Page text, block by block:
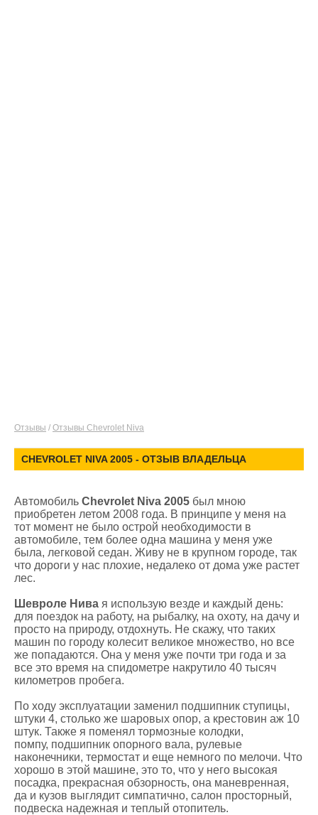
Отзывы / Отзывы Chevrolet Niva
CHEVROLET NIVA 2005 - ОТЗЫВ ВЛАДЕЛЬЦА
Автомобиль Chevrolet Niva 2005 был мною
приобретен летом 2008 года. В принципе у меня на
тот момент не было острой необходимости в
автомобиле, тем более одна машина у меня уже
была, легковой седан. Живу не в крупном городе, так
что дороги у нас плохие, недалеко от дома уже растет
лес.
Шевроле Нива я использую везде и каждый день:
для поездок на работу, на рыбалку, на охоту, на дачу и
просто на природу, отдохнуть. Не скажу, что таких
машин по городу колесит великое множество, но все
же попадаются. Она у меня уже почти три года и за
все это время на спидометре накрутило 40 тысяч
километров пробега.
По ходу эксплуатации заменил подшипник ступицы,
штуки 4, столько же шаровых опор, а крестовин аж 10
штук. Также я поменял тормозные колодки,
помпу, подшипник опорного вала, рулевые
наконечники, термостат и еще немного по мелочи. Что
хорошо в этой машине, это то, что у него высокая
посадка, прекрасная обзорность, она маневренная,
да и кузов выглядит симпатично, салон просторный,
подвеска надежная и теплый отопитель.